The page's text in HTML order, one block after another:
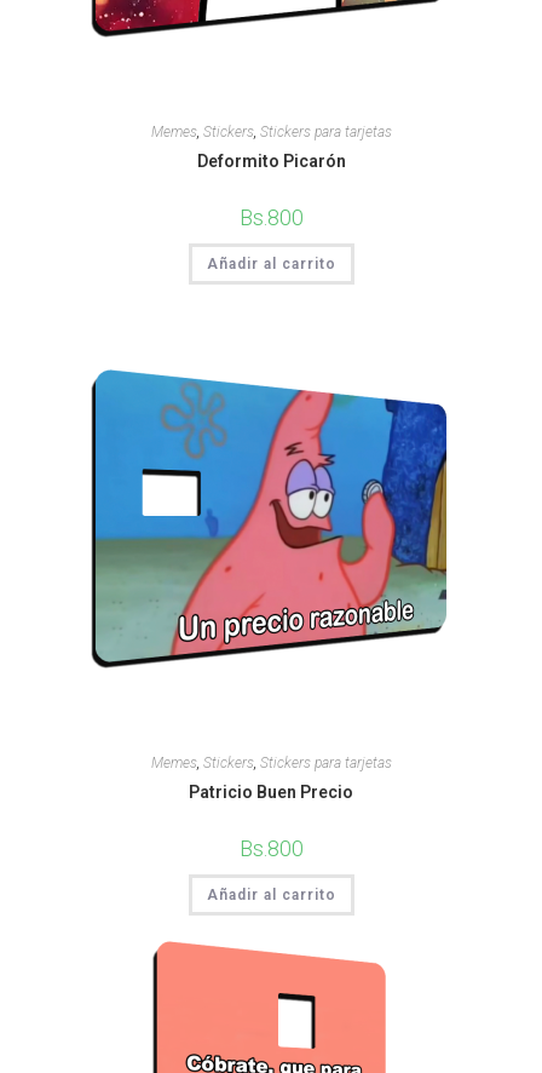
Memes, Stickers, Stickers para tarjetas
Deformito Picarón
Bs. 800
Añadir al carrito
Memes, Stickers, Stickers para tarjetas
Patricio Buen Precio
Bs. 800
Añadir al carrito